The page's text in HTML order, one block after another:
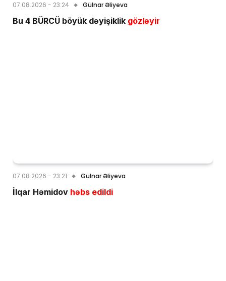
07.08.2026 - 23:24 Gülnar Əliyeva
Bu 4 BÜRCÜ böyük dəyişiklik gözləyir
07.08.2026 - 23:21 Gülnar Əliyeva
İlqar Həmidov həbs edildi